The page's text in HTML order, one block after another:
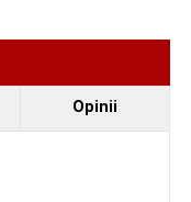
String Symphonic
Club Alba Iulia
oportunitatea
Opinii